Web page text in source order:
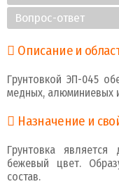
Вопрос-ответ
Описание и
Грунтовкой ЭП-045
медных, алюминиевых
Назначение и
Грунтовка является
бежевый цвет.
состав.